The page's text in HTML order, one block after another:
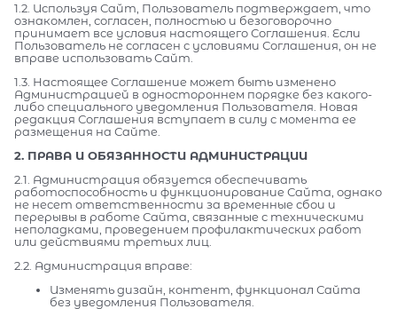
1.2. Используя Сайт, Пользователь подтверждает, что
ознакомлен, согласен, полностью и безоговорочно
принимает все условия настоящего Соглашения. Если
Пользователь не согласен с условиями Соглашения, он не
вправе использовать Сайт.
1.3. Настоящее Соглашение может быть изменено
Администрацией в одностороннем порядке без какого-
либо специального уведомления Пользователя. Новая
редакция Соглашения вступает в силу с момента ее
размещения на Сайте.
2. ПРАВА И ОБЯЗАННОСТИ АДМИНИСТРАЦИИ
2.1. Администрация обязуется обеспечивать
работоспособность и функционирование Сайта, однако
не несет ответственности за временные сбои и
перерывы в работе Сайта, связанные с техническими
неполадками, проведением профилактических работ
или действиями третьих лиц.
2.2. Администрация вправе:
Изменять дизайн, контент, функционал Сайта
без уведомления Пользователя.